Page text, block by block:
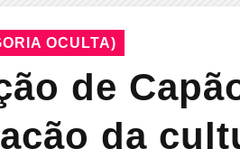
OCULTA)
de
da